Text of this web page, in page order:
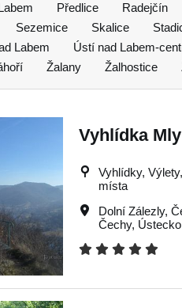
Předlice Radejčín
Sezemice Skalice
Labem Ústí nad Labem-
Žalany Žalhostice
Vyhlídka
Vyhlídky,
místa
Dolní Zálezly,
Čechy, Ústecko